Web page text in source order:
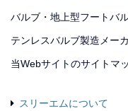
バルブ・地上型フートバ
テンレスバルブ製造メーカ
当Webサイトのサイトマ
スリーエムについて